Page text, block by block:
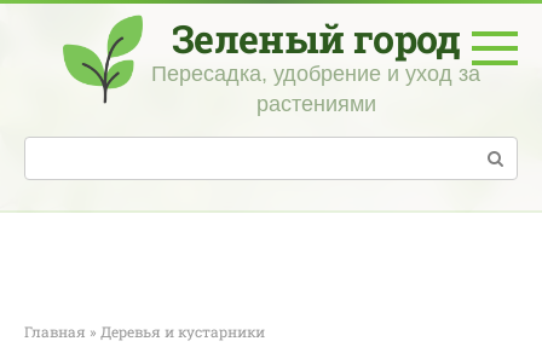
Перейти
контенту
Зеленый город
Пересадка, удобрение и уход за
растениями
Поиск:
Главная » Деревья и кустарники